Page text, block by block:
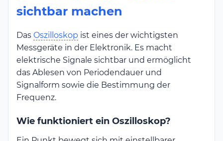
sichtbar machen
Das Oszilloskop ist eines der wichtigsten
Messgeräte in der Elektronik. Es macht
elektrische Signale sichtbar und ermöglicht
das Ablesen von Periodendauer und
Signalform sowie die Bestimmung der
Frequenz.
Wie funktioniert ein Oszilloskop?